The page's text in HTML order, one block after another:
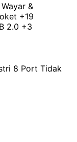
&
+19
2.0 +3
8 Port Tidak